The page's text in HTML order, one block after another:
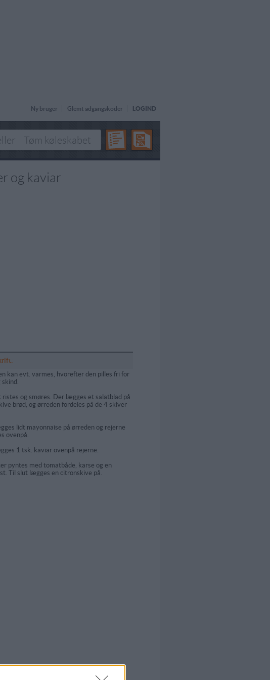
Ny bruger Glemt adgangskoder LOGIND
og kaviar
kan evt. varmes, hvorefter den pilles fri for
skind.
ristes og smøres. Der lægges et salatblad på
brød, og ørreden fordeles på de 4 skiver
lidt mayonnaise på ørreden og rejerne
ovenpå.
1 tsk. kaviar ovenpå rejerne.
pyntes med tomatbåde, karse og en
Til slut lægges en citronskive på.